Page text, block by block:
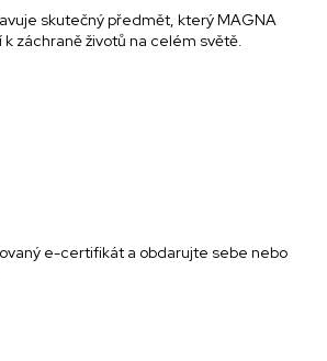
skutečný předmět, který MAGNA
k záchraně životů na celém světě.
e-certifikát a obdarujte sebe nebo